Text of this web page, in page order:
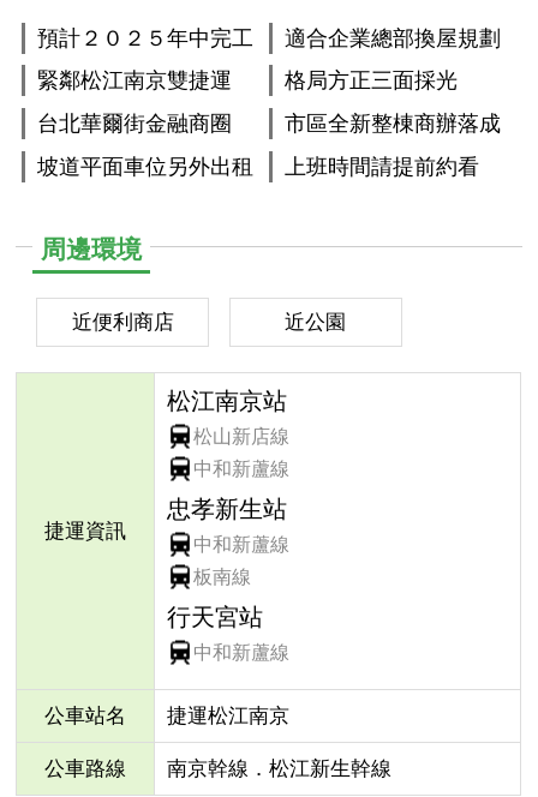
預計２０２５年中完工
緊鄰松江南京雙捷運
台北華爾街金融商圈
坡道平面車位另外出租
適合企業總部換屋規劃
格局方正三面採光
市區全新整棟商辦落成
上班時間請提前約看
周邊環境
近便利商店 近公園
捷運資訊
松江南京站
松山新店線
中和新蘆線
忠孝新生站
中和新蘆線
板南線
行天宮站
中和新蘆線
公車站名 捷運松江南京
公車路線 南京幹線．松江新生幹線